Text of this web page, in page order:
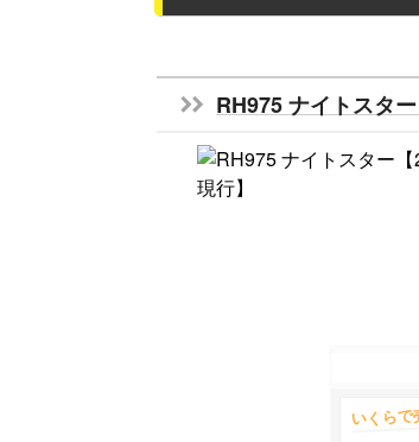
RH975 ナイトスタ
いくらで